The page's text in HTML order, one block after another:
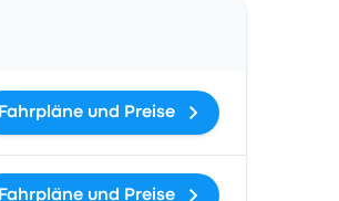
Fahrpläne und Preise
Fahrpläne und Preise